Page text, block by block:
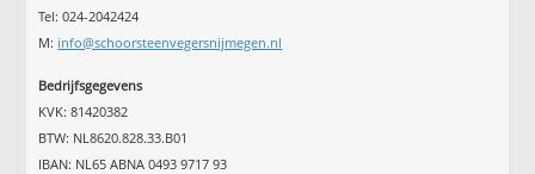
Tel: 024-2042424
M: info@schoorsteenvegersnijmegen.nl
Bedrijfsgegevens
KVK: 81420382
BTW: NL8620.828.33.B01
IBAN: NL65 ABNA 0493 9717 93